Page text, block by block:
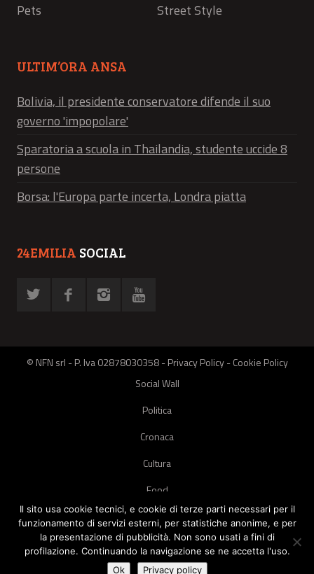
Pets
Street Style
ULTIM’ORA ANSA
Bolivia, il presidente conservatore difende il suo
governo 'impopolare'
Sparatoria a scuola in Thailandia, studente uccide 8
persone
Borsa: l'Europa parte incerta, Londra piatta
24EMILIA SOCIAL
© NFN srl - P. Iva 02878030358 -Privacy Policy-Cookie Policy
Social Wall
Politica
Cronaca
Cultura
Food
Green
Pets
Street Style
Il sito usa cookie tecnici, e cookie di terze parti necessari per il
funzionamento di servizi esterni, per statistiche anonime, e per
la presentazione di pubblicità. Non sono usati a fini di
profilazione. Continuando la navigazione se ne accetta l'uso.
Ok
Privacy policy